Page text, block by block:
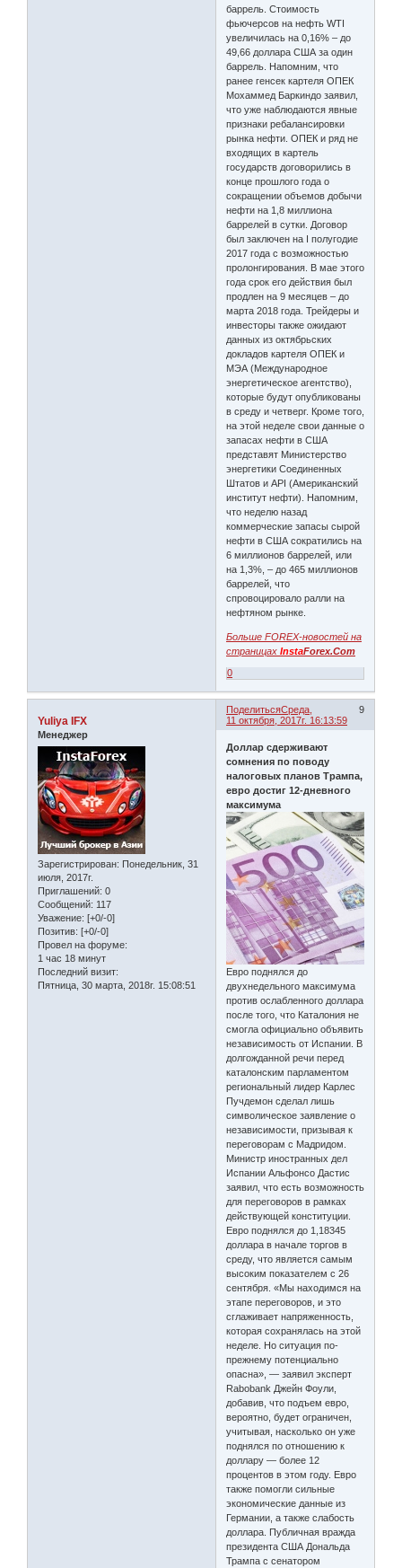
баррель. Стоимость
фьючерсов на нефть WTI
увеличилась на 0,16% – до
49,66 доллара США за один
баррель. Напомним, что
ранее генсек картеля ОПЕК
Мохаммед Баркиндо заявил,
что уже наблюдаются явные
признаки ребалансировки
рынка нефти. ОПЕК и ряд не
входящих в картель
государств договорились в
конце прошлого года о
сокращении объемов добычи
нефти на 1,8 миллиона
баррелей в сутки. Договор
был заключен на I полугодие
2017 года с возможностью
пролонгирования. В мае этого
года срок его действия был
продлен на 9 месяцев – до
марта 2018 года. Трейдеры и
инвесторы также ожидают
данных из октябрьских
докладов картеля ОПЕК и
МЭА (Международное
энергетическое агентство),
которые будут опубликованы
в среду и четверг. Кроме того,
на этой неделе свои данные о
запасах нефти в США
представят Министерство
энергетики Соединенных
Штатов и API (Американский
институт нефти). Напомним,
что неделю назад
коммерческие запасы сырой
нефти в США сократились на
6 миллионов баррелей, или
на 1,3%, – до 465 миллионов
баррелей, что
спровоцировало ралли на
нефтяном рынке.
Больше FOREX-новостей на
страницахInstaForex.Com
0
Поделиться 9
Среда,
11 октября, 2017г. 16:13:59
Yuliya IFX
Менеджер
Зарегистрирован: Понедельник, 31
июля, 2017г.
Приглашений: 0
Сообщений: 117
Уважение: [+0/-0]
Позитив: [+0/-0]
Провел на форуме:
1 час 18 минут
Последний визит:
Пятница, 30 марта, 2018г. 15:08:51
Доллар сдерживают
сомнения по поводу
налоговых планов Трампа,
евро достиг 12-дневного
максимума
Евро поднялся до
двухнедельного максимума
против ослабленного доллара
после того, что Каталония не
смогла официально объявить
независимость от Испании. В
долгожданной речи перед
каталонским парламентом
региональный лидер Карлес
Пучдемон сделал лишь
символическое заявление о
независимости, призывая к
переговорам с Мадридом.
Министр иностранных дел
Испании Альфонсо Дастис
заявил, что есть возможность
для переговоров в рамках
действующей конституции.
Евро поднялся до 1,18345
доллара в начале торгов в
среду, что является самым
высоким показателем с 26
сентября. «Мы находимся на
этапе переговоров, и это
сглаживает напряженность,
которая сохранялась на этой
неделе. Но ситуация по-
прежнему потенциально
опасна», — заявил эксперт
Rabobank Джейн Фоули,
добавив, что подъем евро,
вероятно, будет ограничен,
учитывая, насколько он уже
поднялся по отношению к
доллару — более 12
процентов в этом году. Евро
также помогли сильные
экономические данные из
Германии, а также слабость
доллара. Публичная вражда
президента США Дональда
Трампа с сенатором